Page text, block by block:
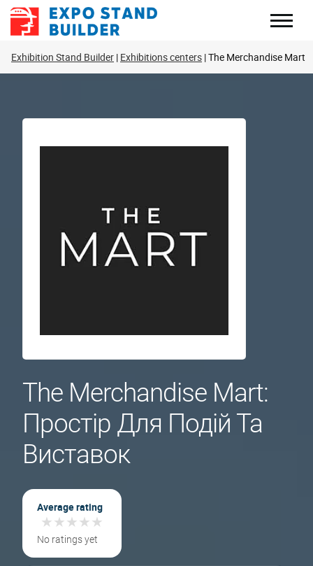
Перейти
Exhibition Stand Builder Exhibitions centers The Merchandise Mart
The Merchandise Mart:
Простір Для Подій Та
Виставок
Average rating
★★★★★
★★★★★
No ratings yet